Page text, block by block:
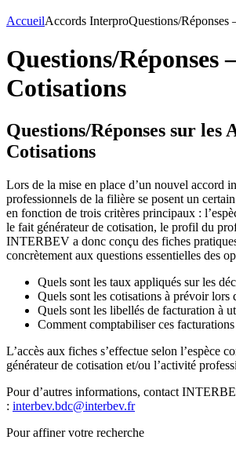
AccueilAccords InterproQuestions/Réponses
Questions/Réponses
Cotisations
Questions/Réponses sur les
Cotisations
Lors de la mise en place d’un nouvel accord
professionnels de la filière se posent un
en fonction de trois critères principaux :
le fait générateur de cotisation, le profil du
INTERBEV a donc conçu des fiches
concrètement aux questions essentielles des
Quels sont les taux appliqués sur les
Quels sont les cotisations à prévoir lors
Quels sont les libellés de facturation à
Comment comptabiliser ces facturations
L’accès aux fiches s’effectue selon l’espèce
générateur de cotisation et/ou l’activité
Pour d’autres informations, contact
: interbev.bdc@interbev.fr
Pour affiner votre recherche